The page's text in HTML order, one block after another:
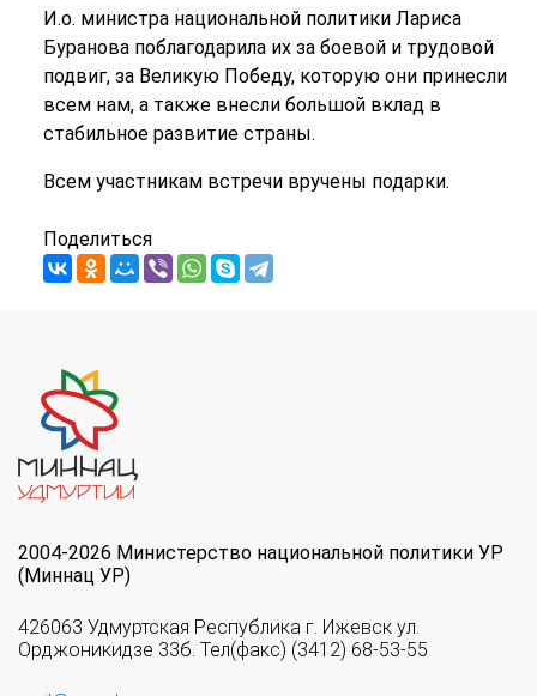
И.о. министра национальной политики Лариса
Буранова поблагодарила их за боевой и трудовой
подвиг, за Великую Победу, которую они принесли
всем нам, а также внесли большой вклад в
стабильное развитие страны.
Всем участникам встречи вручены подарки.
Поделиться
2004-2026 Министерство национальной политики УР
(Миннац УР)
426063 Удмуртская Республика г. Ижевск ул.
Орджоникидзе 33б. Тел(факс) (3412) 68-53-55